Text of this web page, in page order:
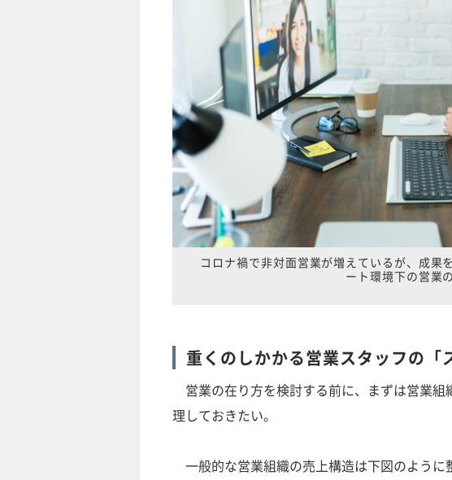
コロナ禍で非対面営業が増えているが、成
ート環境下の営業
重くのしかかる営業スタッフの「
営業の在り方を検討する前に、まずは営業
理しておきたい。
一般的な営業組織の売上構造は下図のよう